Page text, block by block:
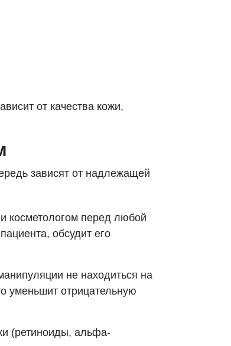
от качества кожи,
зависят от надлежащей
косметологом перед любой
обсудит его
не находиться на
уменьшит отрицательную
(ретиноиды, альфа-